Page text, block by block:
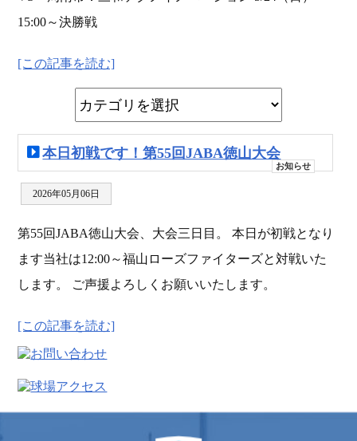
15:00～決勝戦
[この記事を読む]
本日初戦です！第55回JABA徳山大会
お知らせ
2026年05月06日
第55回JABA徳山大会、大会三日目。 本日が初戦となり
ます当社は12:00～福山ローズファイターズと対戦いた
します。 ご声援よろしくお願いいたします。
[この記事を読む]